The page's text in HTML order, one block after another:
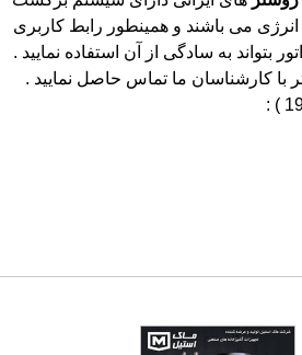
بتواند به سادگی از آن استفاده نمایید .
کارشناسان ما تماس حاصل نمایید .